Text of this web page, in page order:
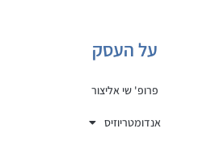
על העסק
פרופ' שי אליצור
אנדומטריוזיס